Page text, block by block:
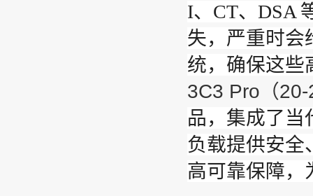
I、CT、DSA
失，严重时会
统，确保这些
3C3 Pro（
品，集成了当
负载提供安全
高可靠保障，